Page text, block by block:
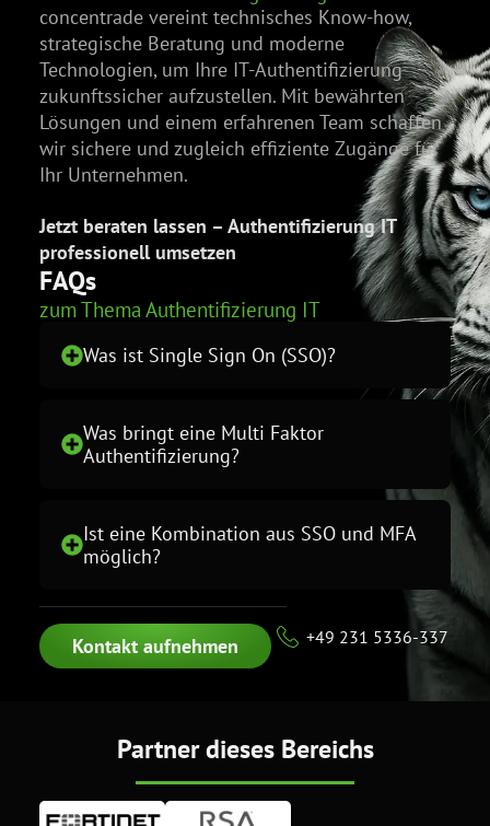
concentrade vereint technisches Know-how,
strategische Beratung und moderne
Technologien, um Ihre IT-Authentifizierung
zukunftssicher aufzustellen. Mit bewährten
Lösungen und einem erfahrenen Team schaffen
wir sichere und zugleich effiziente Zugänge für
Ihr Unternehmen.
Jetzt beraten lassen – Authentifizierung IT
professionell umsetzen
FAQs
zum Thema Authentifizierung IT
Was ist Single Sign On (SSO)?
Was bringt eine Multi Faktor
Authentifizierung?
Ist eine Kombination aus SSO und MFA
möglich?
Kontakt aufnehmen +49 231 5336-337
Partner dieses Bereichs